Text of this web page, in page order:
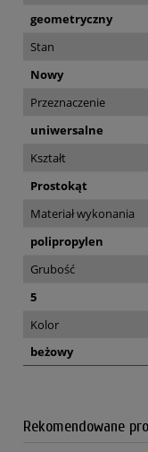
geometryczny
Stan
Nowy
Przeznaczenie
uniwersalne
Kształt
Prostokąt
Materiał wykonania
polipropylen
Grubość
5
Kolor
beżowy
Rekomendowane